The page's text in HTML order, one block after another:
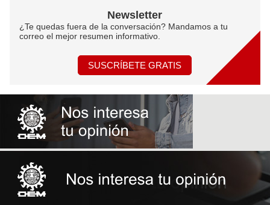
Newsletter
¿Te quedas fuera de la conversación? Mandamos a tu
correo el mejor resumen informativo.
SUSCRÍBETE GRATIS